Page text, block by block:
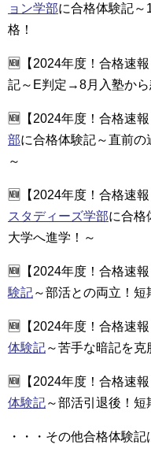
ョン学部に合格体験記～
格！
🆕【2024年度！合格速報
記～E判定→8月入塾から
🆕【2024年度！合格速報
部に合格体験記～直前の
～
🆕【2024年度！合格速報
スタディーズ学部に合格
大学へ進学！～
🆕【2024年度！合格速報
験記～部活との両立！短
🆕【2024年度！合格速報
体験記～苦手な暗記を克
🆕【2024年度！合格速報
体験記～部活引退後！短
・・・その他合格体験記